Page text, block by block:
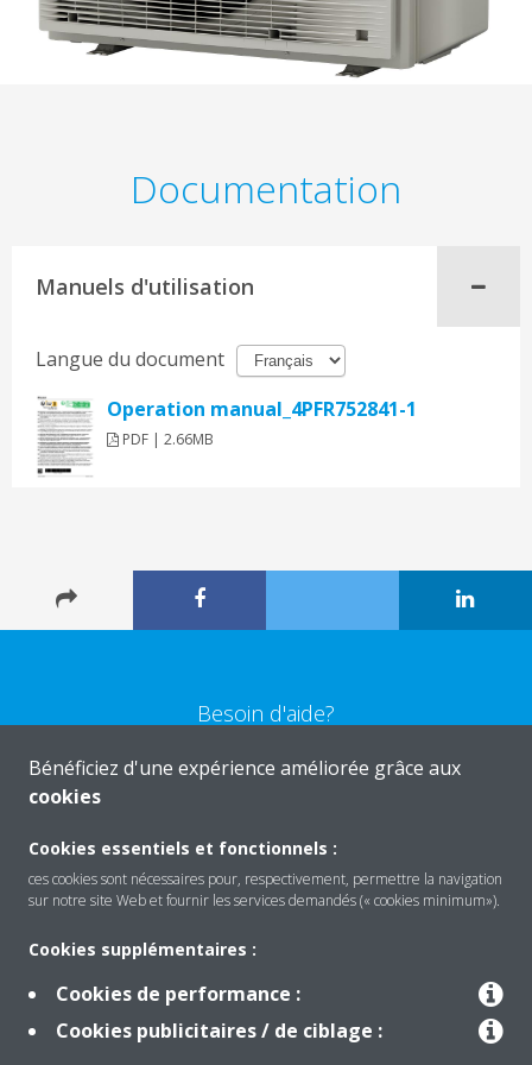
Documentation
Manuels d'utilisation
Langue du document
Operation manual_4PFR752841-1
PDF | 2.66MB
Besoin d'aide?
CONTACTEZ-NOUS
Solutions
Bénéficiez d'une expérience améliorée grâce aux
cookies
Cookies essentiels et fonctionnels :
ces cookies sont nécessaires pour, respectivement, permettre la navigation
sur notre site Web et fournir les services demandés (« cookies minimum»).
Cookies supplémentaires :
Cookies de performance :
Cookies publicitaires / de ciblage :